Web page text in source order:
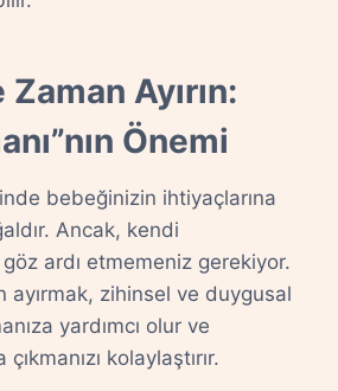
Ayırın:
Önemi
bebeğinizin ihtiyaçlarına
Ancak, kendi
göz ardı etmemeniz gerekiyor.
ayırmak, zihinsel ve duygusal
yardımcı olur ve
kolaylaştırır.